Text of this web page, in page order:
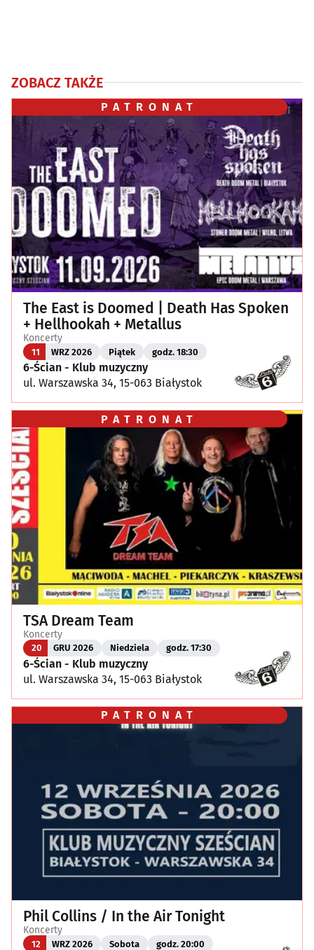
ZOBACZ TAKŻE
PATRONAT
The East is Doomed | Death Has Spoken
+ Hellhookah + Metallus
Koncerty
11 WRZ 2026 Piątek godz. 18:30
6-Ścian - Klub muzyczny
ul. Warszawska 34, 15-063 Białystok
PATRONAT
TSA Dream Team
Koncerty
20 GRU 2026 Niedziela godz. 17:30
6-Ścian - Klub muzyczny
ul. Warszawska 34, 15-063 Białystok
PATRONAT
Phil Collins / In the Air Tonight
Koncerty
12 WRZ 2026 Sobota godz. 20:00